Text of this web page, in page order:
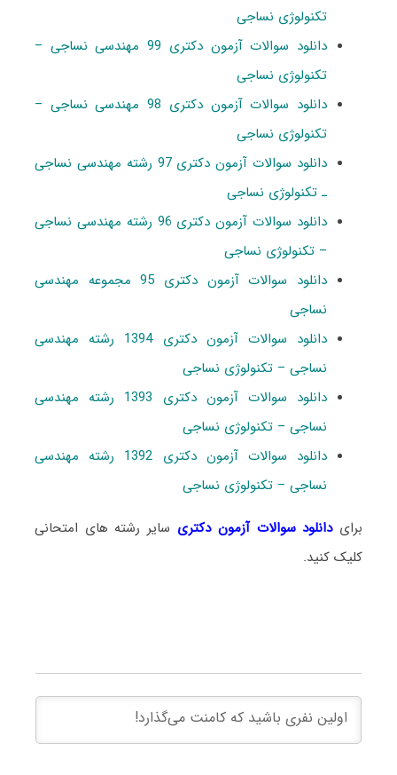
تکنولوژی نساجی
دانلود سوالات آزمون دکتری 99 مهندسی نساجی –
تکنولوژی نساجی
دانلود سوالات آزمون دکتری 98 مهندسی نساجی –
تکنولوژی نساجی
دانلود سوالات آزمون دکتری 97 رشته مهندسی نساجی
ـ تکنولوژی نساجی
دانلود سوالات آزمون دکتری 96 رشته مهندسی نساجی
– تکنولوژی نساجی
دانلود سوالات آزمون دکتری 95 مجموعه مهندسی
نساجی
دانلود سوالات آزمون دکتری 1394 رشته مهندسی
نساجی – تکنولوژی نساجی
دانلود سوالات آزمون دکتری 1393 رشته مهندسی
نساجی – تکنولوژی نساجی
دانلود سوالات آزمون دکتری 1392 رشته مهندسی
نساجی – تکنولوژی نساجی
برایدانلود سوالات آزمون دکتری سایر رشته های امتحانی
کلیک کنید.